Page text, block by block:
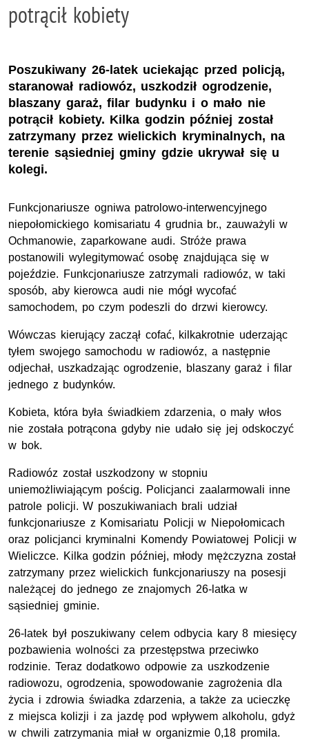
potrącił kobiety
Poszukiwany 26-latek uciekając przed policją,
staranował radiowóz, uszkodził ogrodzenie,
blaszany garaż, filar budynku i o mało nie
potrącił kobiety. Kilka godzin później został
zatrzymany przez wielickich kryminalnych, na
terenie sąsiedniej gminy gdzie ukrywał się u
kolegi.
Funkcjonariusze ogniwa patrolowo-interwencyjnego
niepołomickiego komisariatu4 grudnia br., zauważyli w
Ochmanowie, zaparkowane audi. Stróże prawa
postanowili wylegitymować osobę znajdująca się w
pojeździe. Funkcjonariusze zatrzymali radiowóz, w taki
sposób, aby kierowca audi nie mógł wycofać
samochodem, po czym podeszli do drzwi kierowcy.
Wówczas kierujący zaczął cofać, kilkakrotnie uderzając
tyłem swojego samochodu w radiowóz, a następnie
odjechał, uszkadzając ogrodzenie, blaszany garaż i filar
jednego z budynków.
Kobieta, która była świadkiem zdarzenia, o mały włos
nie została potrącona gdyby nie udało się jej odskoczyć
w bok.
Radiowóz został uszkodzony w stopniu
uniemożliwiającym pościg. Policjanci zaalarmowali inne
patrole policji. W poszukiwaniach brali udział
funkcjonariusze z Komisariatu Policji w Niepołomicach
oraz policjanci kryminalni Komendy Powiatowej Policji w
Wieliczce. Kilka godzin później, młody mężczyzna został
zatrzymany przez wielickich funkcjonariuszy na posesji
należącej do jednego ze znajomych 26-latka w
sąsiedniej gminie.
26-latek był poszukiwany celem odbycia kary 8 miesięcy
pozbawienia wolności za przestępstwa przeciwko
rodzinie. Teraz dodatkowo odpowie za uszkodzenie
radiowozu, ogrodzenia, spowodowanie zagrożenia dla
życia i zdrowia świadka zdarzenia, a także za ucieczkę
z miejsca kolizji i za jazdę pod wpływem alkoholu, gdyż
w chwili zatrzymania miał w organizmie 0,18 promila.